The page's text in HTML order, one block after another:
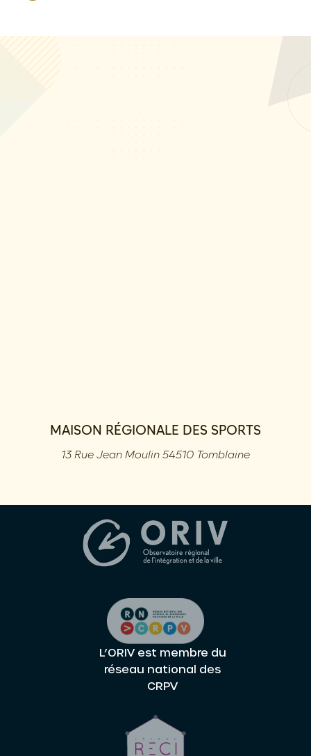
MAISON RÉGIONALE DES SPORTS
13 Rue Jean Moulin 54510 Tomblaine
L’ORIV est membre du
réseau national des
CRPV